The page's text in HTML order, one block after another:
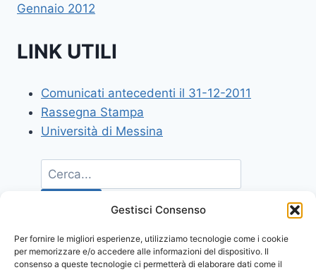
Gestisci Consenso
Per fornire le migliori esperienze, utilizziamo tecnologie come i cookie
per memorizzare e/o accedere alle informazioni del dispositivo. Il
consenso a queste tecnologie ci permetterà di elaborare dati come il
Gennaio 2012
LINK UTILI
Comunicati antecedenti il 31-12-2011
Rassegna Stampa
Università di Messina